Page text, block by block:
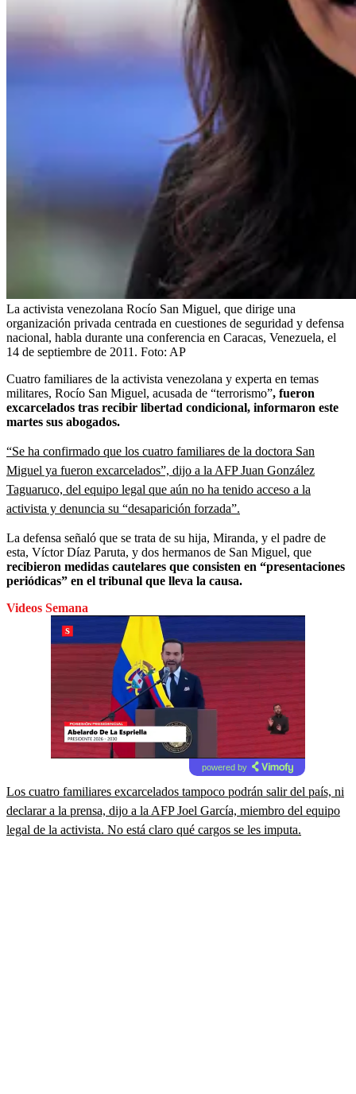
La activista venezolana Rocío San Miguel, que dirige una
organización privada centrada en cuestiones de seguridad y defensa
nacional, habla durante una conferencia en Caracas, Venezuela, el
14 de septiembre de 2011. Foto: AP
Cuatro familiares de la activista venezolana y experta en temas
militares, Rocío San Miguel, acusada de “terrorismo”, fueron
excarcelados tras recibir libertad condicional, informaron este
martes sus abogados.
“Se ha confirmado que los cuatro familiares de la doctora San
Miguel ya fueron excarcelados”, dijo a la AFP Juan González
Taguaruco, del equipo legal que aún no ha tenido acceso a la
activista y denuncia su “desaparición forzada”.
La defensa señaló que se trata de su hija, Miranda, y el padre de
esta, Víctor Díaz Paruta, y dos hermanos de San Miguel, que
recibieron medidas cautelares que consisten en “presentaciones
periódicas” en el tribunal que lleva la causa.
Videos Semana
powered by
Los cuatro familiares excarcelados tampoco podrán salir del país, ni
declarar a la prensa, dijo a la AFP Joel García, miembro del equipo
legal de la activista. No está claro qué cargos se les imputa.